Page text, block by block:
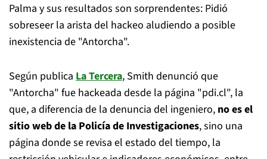
Palma y sus resultados son sorprendentes: Pidió
sobreseer la arista del hackeo aludiendo a posible
inexistencia de "Antorcha".
Según publica La Tercera, Smith denunció que
"Antorcha" fue hackeada desde la página "pdi.cl", la
que, a diferencia de la denuncia del ingeniero, no es el
sitio web de la Policía de Investigaciones, sino una
página donde se revisa el estado del tiempo, la